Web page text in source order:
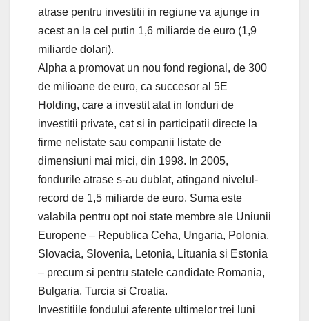
atrase pentru investitii in regiune va ajunge in
acest an la cel putin 1,6 miliarde de euro (1,9
miliarde dolari).
Alpha a promovat un nou fond regional, de 300
de milioane de euro, ca succesor al 5E
Holding, care a investit atat in fonduri de
investitii private, cat si in participatii directe la
firme nelistate sau companii listate de
dimensiuni mai mici, din 1998. In 2005,
fondurile atrase s-au dublat, atingand nivelul-
record de 1,5 miliarde de euro. Suma este
valabila pentru opt noi state membre ale Uniunii
Europene – Republica Ceha, Ungaria, Polonia,
Slovacia, Slovenia, Letonia, Lituania si Estonia
– precum si pentru statele candidate Romania,
Bulgaria, Turcia si Croatia.
Investitiile fondului aferente ultimelor trei luni